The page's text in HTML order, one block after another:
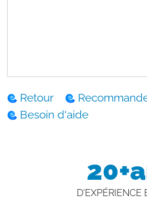
Retour
Besoin d'aide
D'EXPÉRIENCE